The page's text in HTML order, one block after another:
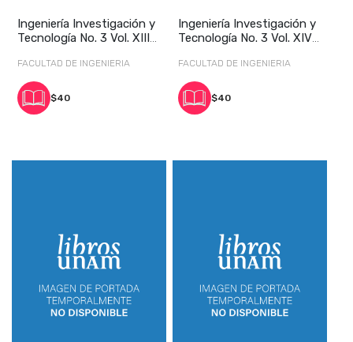
Ingeniería Investigación y
Tecnología No. 3 Vol. XIII
FACULTAD DE INGENIERIA
$40
Ingeniería Investigación y
Tecnología No. 3 Vol. XIV
FACULTAD DE INGENIERIA
$40